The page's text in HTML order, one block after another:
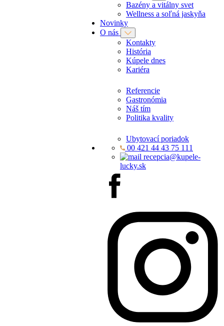
Bazény a vitálny svet
Wellness a soľná jaskyňa
Novinky
O nás
Kontakty
História
Kúpele dnes
Kariéra
Referencie
Gastronómia
Náš tím
Politika kvality
Ubytovací poriadok
00 421 44 43 75 111
recepcia@kupele-
lucky.sk